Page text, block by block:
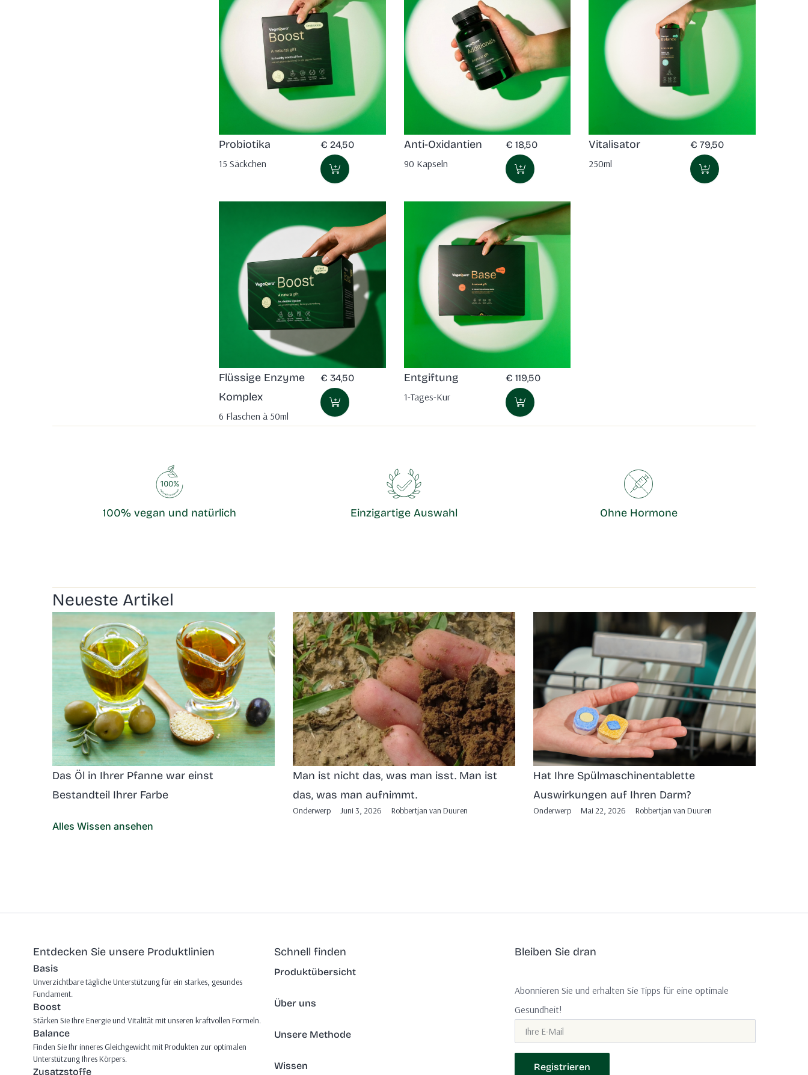
Probiotika
15 Säckchen
€ 24,50 Anti-Oxidantien
90 Kapseln
€ 18,50 Vitalisator
250ml
€ 79,50
Flüssige Enzyme
Komplex
6 Flaschen à 50ml
€ 34,50 Entgiftung
1-Tages-Kur
€ 119,50
100% vegan und natürlich Einzigartige Auswahl Ohne Hormone
Neueste Artikel
Das Öl in Ihrer Pfanne war einst
Bestandteil Ihrer Farbe
Man ist nicht das, was man isst. Man ist
das, was man aufnimmt.
Onderwerp Juni 3, 2026 Robbertjan van Duuren
Hat Ihre Spülmaschinentablette
Auswirkungen auf Ihren Darm?
Onderwerp Mai 22, 2026 Robbertjan van Duuren
Alles Wissen ansehen
Entdecken Sie unsere Produktlinien
Basis
Unverzichtbare tägliche Unterstützung für ein starkes, gesundes
Fundament.
Boost
Stärken Sie Ihre Energie und Vitalität mit unseren kraftvollen Formeln.
Balance
Finden Sie Ihr inneres Gleichgewicht mit Produkten zur optimalen
Unterstützung Ihres Körpers.
Zusatzstoffe
Schnell finden
Produktübersicht
Über uns
Unsere Methode
Wissen
Bleiben Sie dran
Abonnieren Sie und erhalten Sie Tipps für eine optimale
Gesundheit!
Registrieren